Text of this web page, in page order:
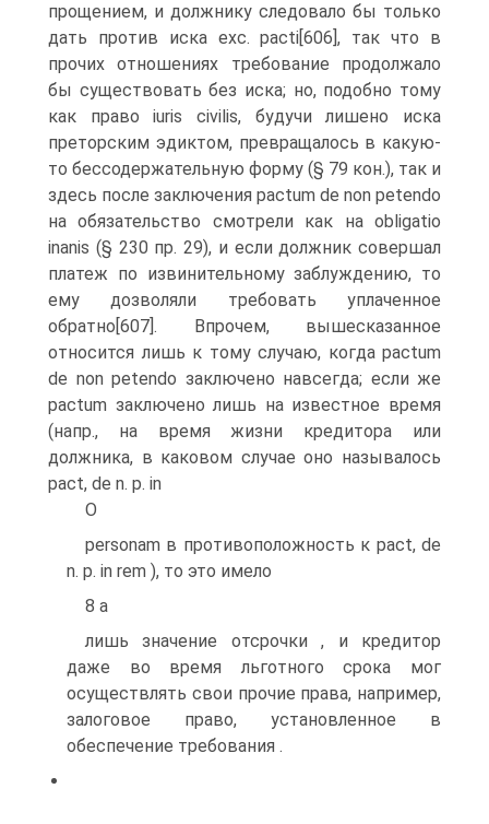
прощением, и должнику следовало бы только
дать против иска exc. pacti[606], так что в
прочих отношениях требование продолжало
бы существовать без иска; но, подобно тому
как право iuris civilis, будучи лишено иска
преторским эдиктом, превращалось в какую-
то бессодержательную форму (§ 79 кон.), так и
здесь после заключения pactum de non petendo
на обязательство смотрели как на obligatio
inanis (§ 230 пр. 29), и если должник совершал
платеж по извинительному заблуждению, то
ему дозволяли требовать уплаченное
обратно[607]. Впрочем, вышесказанное
относится лишь к тому случаю, когда pactum
de non petendo заключено навсегда; если же
pactum заключено лишь на известное время
(напр., на время жизни кредитора или
должника, в каковом случае оно называлось
pact, de n. p. in
О
personam в противоположность к pact, de
n. p. in rem ), то это имело
8 а
лишь значение отсрочки , и кредитор
даже во время льготного срока мог
осуществлять свои прочие права, например,
залоговое право, установленное в
обеспечение требования .